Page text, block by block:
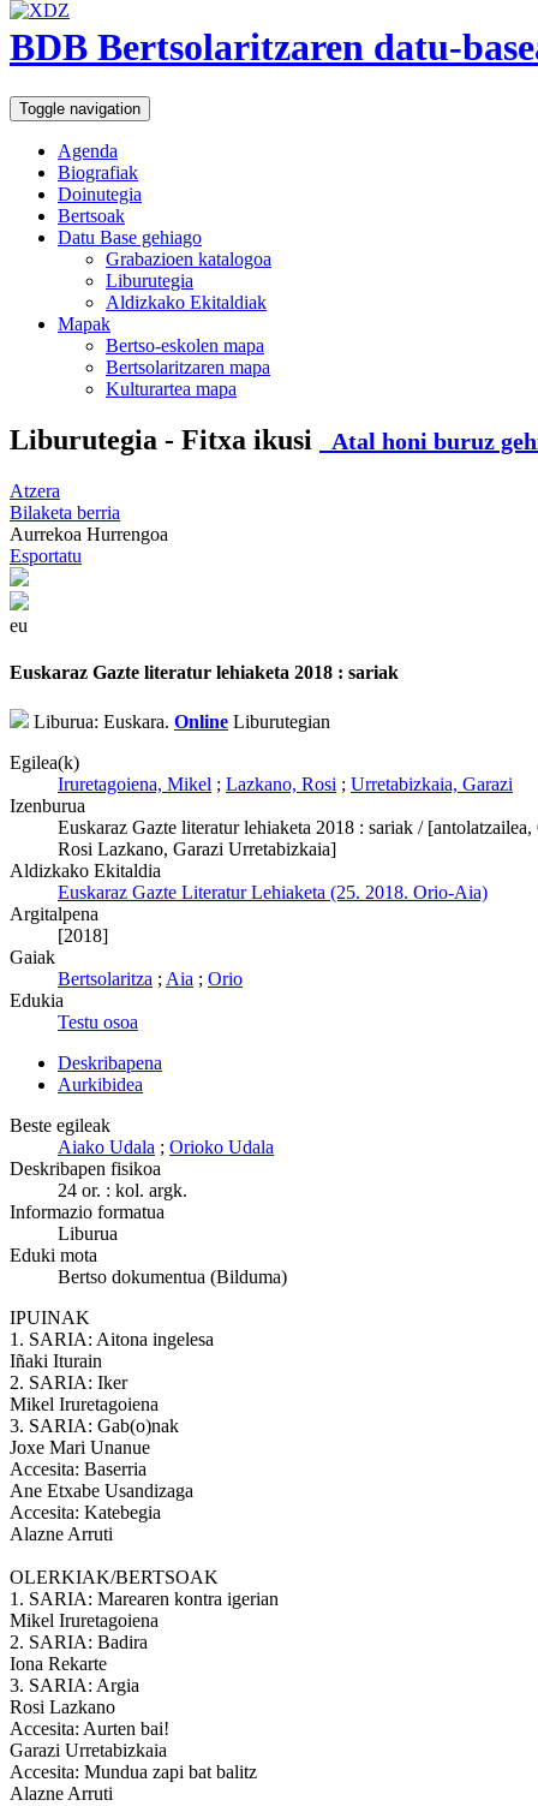
BDB Bertsolaritzaren datu-
Toggle navigation
Agenda
Biografiak
Doinutegia
Bertsoak
Datu Base gehiago
Grabazioen katalogoa
Liburutegia
Aldizkako Ekitaldiak
Mapak
Bertso-eskolen mapa
Bertsolaritzaren mapa
Kulturartea mapa
Liburutegia - Fitxa ikusi Atal honi buruz
Atzera
Bilaketa berria
Aurrekoa Hurrengoa
Esportatu
eu
Euskaraz Gazte literatur lehiaketa 2018 : sariak
Liburua: Euskara. Online Liburutegian
Egilea(k)
Iruretagoiena, Mikel ; Lazkano, Rosi ; Urretabizkaia, Garazi
Izenburua
Euskaraz Gazte literatur lehiaketa 2018 : sariak /
Rosi Lazkano, Garazi Urretabizkaia]
Aldizkako Ekitaldia
Euskaraz Gazte Literatur Lehiaketa (25. 2018. Orio-Aia)
Argitalpena
[2018]
Gaiak
Bertsolaritza ; Aia ; Orio
Edukia
Testu osoa
Deskribapena
Aurkibidea
Beste egileak
Aiako Udala ; Orioko Udala
Deskribapen fisikoa
24 or. : kol. argk.
Informazio formatua
Liburua
Eduki mota
Bertso dokumentua (Bilduma)
IPUINAK
1. SARIA: Aitona ingelesa
Iñaki Iturain
2. SARIA: Iker
Mikel Iruretagoiena
3. SARIA: Gab(o)nak
Joxe Mari Unanue
Accesita: Baserria
Ane Etxabe Usandizaga
Accesita: Katebegia
Alazne Arruti
OLERKIAK/BERTSOAK
1. SARIA: Marearen kontra igerian
Mikel Iruretagoiena
2. SARIA: Badira
Iona Rekarte
3. SARIA: Argia
Rosi Lazkano
Accesita: Aurten bai!
Garazi Urretabizkaia
Accesita: Mundua zapi bat balitz
Alazne Arruti